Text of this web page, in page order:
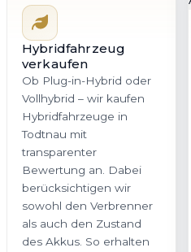
Hybridfahrzeug
verkaufen
Ob Plug-in-Hybrid oder
Vollhybrid – wir kaufen
Hybridfahrzeuge in
Todtnau mit
transparenter
Bewertung an. Dabei
berücksichtigen wir
sowohl den Verbrenner
als auch den Zustand
des Akkus. So erhalten